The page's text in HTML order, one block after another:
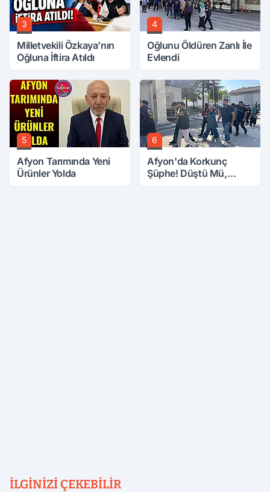
3
Milletvekili Özkaya’nın
Oğluna İftira Atıldı
4
Oğlunu Öldüren Zanlı İle
Evlendi
5
Afyon Tarımında Yeni
Ürünler Yolda
6
Afyon'da Korkunç
Şüphe! Düştü Mü,
İLGINIZI ÇEKEBILIR